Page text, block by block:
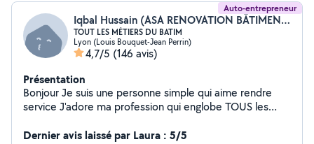
Auto-entrepreneur
Iqbal Hussain (ASA RENOVATION BÂTIMENT)
TOUT LES MÉTIERS DU BATIM
Lyon (Louis Bouquet-Jean Perrin)
4,7/5 (146 avis)
Présentation
Bonjour Je suis une personne simple qui aime rendre
service J'adore ma profession qui englobe TOUS les
plus de 20 ans En passant par les choses les plus
Dernier avis laissé par Laura : 5/5